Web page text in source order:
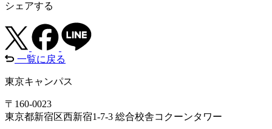
シェアする
一覧に戻る
東京キャンパス
〒160-0023
東京都新宿区西新宿1-7-3 総合校舎コクーンタワー